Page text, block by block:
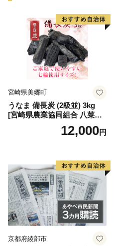
〈その他に関して〉
網走市役所 商工労働課 TEL
宮崎県美郷町
うなま 備長炭 (2級並) 3kg
[宮崎県農業協同組合 八菜館
ひゅうが店 宮崎県 美郷町 31
ap0012] BBQ 七輪 焼肉 高火
ュー 宮崎県 産 送料無料
12,000円
京都府綾部市